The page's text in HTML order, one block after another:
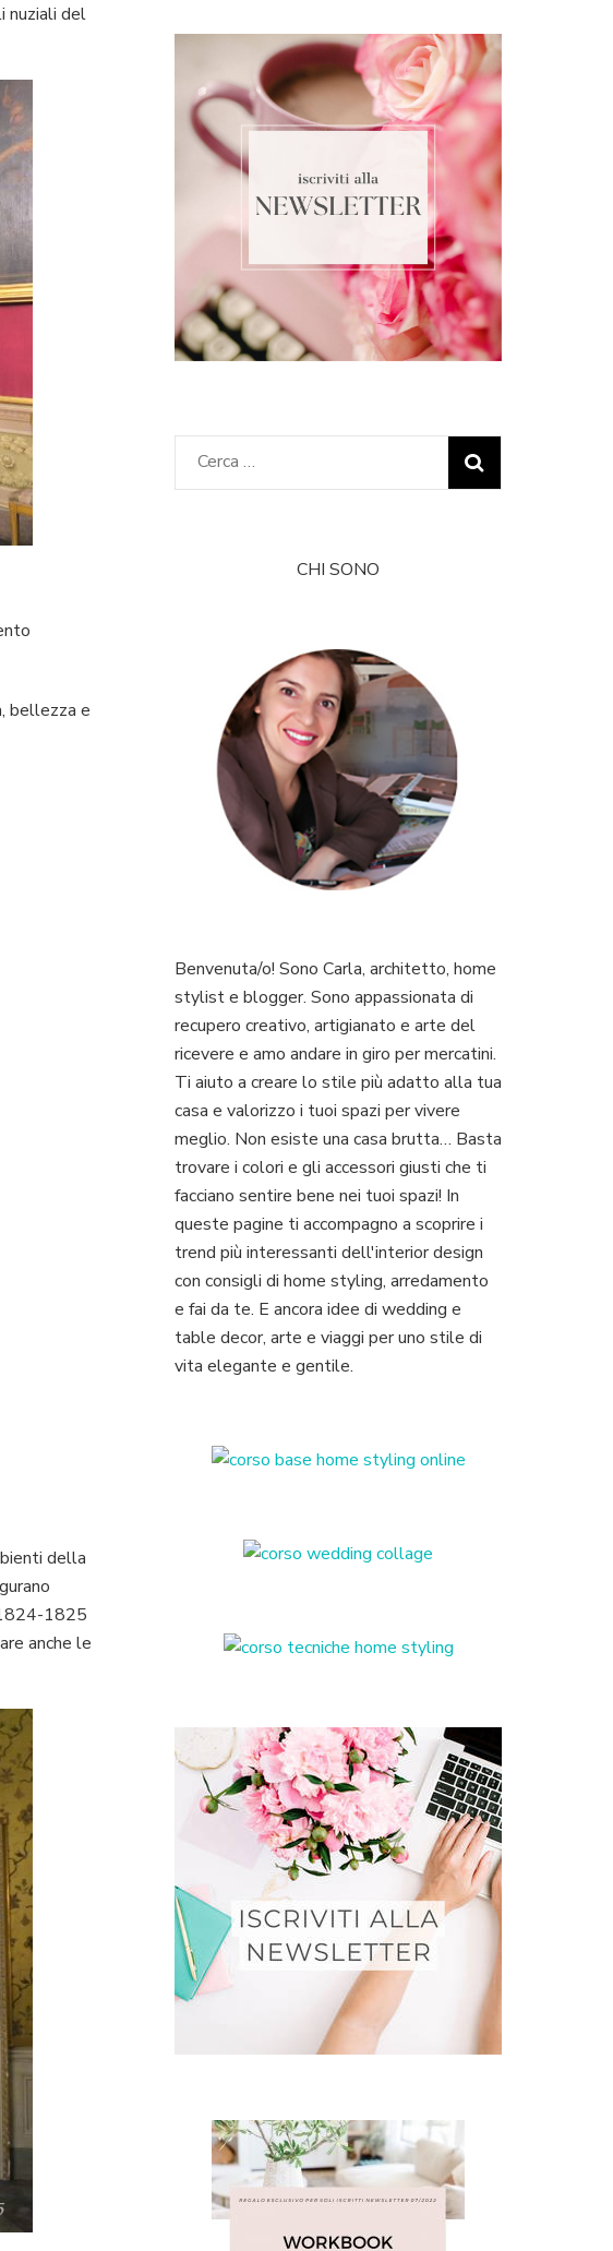
nuziali del
bellezza e
della
1825
anche le
Ricerca
per:
CHI SONO
Benvenuta/o! Sono Carla, architetto, home
stylist e blogger. Sono appassionata di
recupero creativo, artigianato e arte del
ricevere e amo andare in giro per mercatini.
Ti aiuto a creare lo stile più adatto alla tua
casa e valorizzo i tuoi spazi per vivere
meglio. Non esiste una casa brutta… Basta
trovare i colori e gli accessori giusti che ti
facciano sentire bene nei tuoi spazi! In
queste pagine ti accompagno a scoprire i
trend più interessanti dell'interior design
con consigli di home styling, arredamento
e fai da te. E ancora idee di wedding e
table decor, arte e viaggi per uno stile di
vita elegante e gentile.